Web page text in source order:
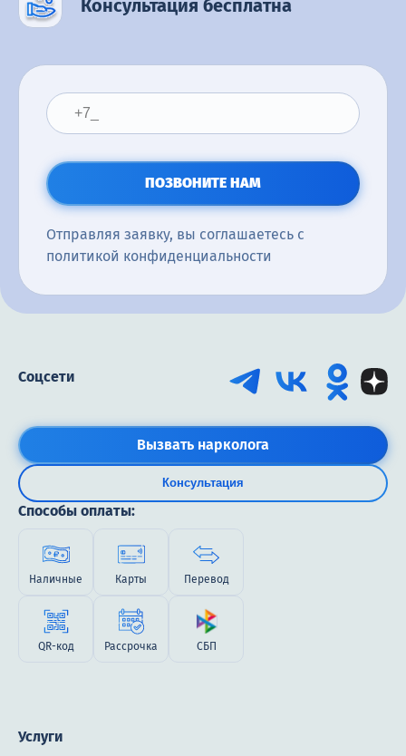
Консультация бесплатна
ПОЗВОНИТЕ НАМ
Отправляя заявку, вы соглашаетесь с
политикой конфиденциальности
Соцсети
Вызвать нарколога
Консультация
Способы оплаты:
Наличные Карты Перевод
QR-код Рассрочка СБП
Услуги